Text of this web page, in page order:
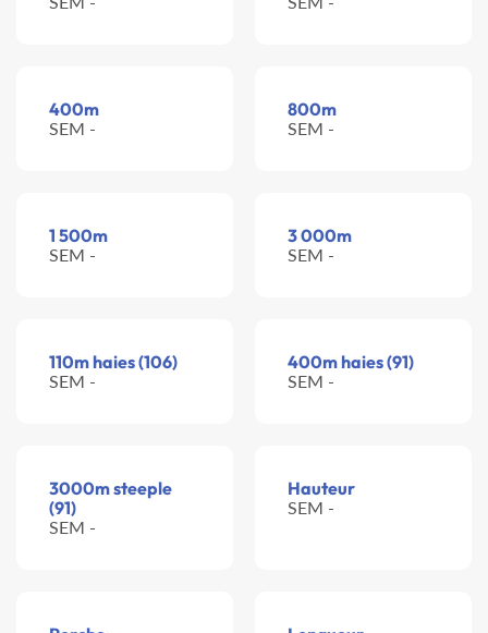
400m
SEM -
800m
SEM -
1 500m
SEM -
3 000m
SEM -
110m haies (106)
SEM -
400m haies (91)
SEM -
3000m steeple
(91)
SEM -
Hauteur
SEM -